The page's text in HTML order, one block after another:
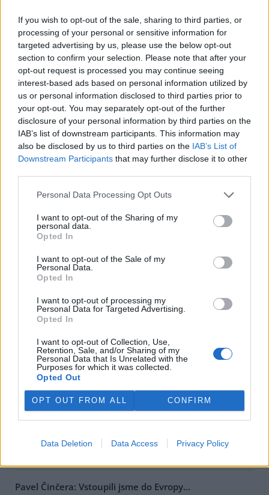
If you wish to opt-out of the sale, sharing to third parties, or
processing of your personal or sensitive information for
targeted advertising by us, please use the below opt-out
section to confirm your selection. Please note that after your
opt-out request is processed you may continue seeing
interest-based ads based on personal information utilized by
us or personal information disclosed to third parties prior to
your opt-out. You may separately opt-out of the further
disclosure of your personal information by third parties on the
IAB’s list of downstream participants. This information may
also be disclosed by us to third parties on the IAB’s List of
Downstream Participants that may further disclose it to other
Personal Data Processing Opt Outs
I want to opt-out of the Sharing of my
personal data.
Opted In
I want to opt-out of the Sale of my
Personal Data.
Opted In
I want to opt-out of processing my
Personal Data for Targeted Advertising.
Opted In
I want to opt-out of Collection, Use,
Retention, Sale, and/or Sharing of my
Personal Data that Is Unrelated with the
Purposes for which it was collected.
Opted Out
OPT OUT FROM ALL CONFIRM
Data Deletion Data Access Privacy Policy
Jakub Kašpar: Novinářská povinnost, občanský pud
sebezáchovy
12.10.2000
Nebývale silná vlna národní soudržnosti, loajality k establishmentu
a k české policii a zároveň také nebývalá vlna xenofobie a volání po
přísnější vládě pevné (Grossovy?) ruky se zvedla v minulých
týdnech po protiglobalizačních demonstracích v úterý 26. září. Kdo
si dovolil pochybovat o hrdinství a bezchybnosti hochů od policie,
stal se bezmála zrádcem a "přisluhovačem komunistů" (zvlášť
kouzelné a vynalézavé v tomto ohledu byly příspěvky čtenářů
Neviditelného Psači diskusního fóra na stránkáchINPEG). Není
pochyb o tom, že intenzita úterních pouličních demonstrací,
zejména "bitvy pod Vyšehradem", překvapila mnohé, ne-li většinu,
Bylo to něco, co jsme takřka všichni dosud znali jen z televizních
Jana Konopová: Klauniáda v národním parku
Na vrcholu Trojmezné při hranicích s Rakouskem v nadmořské
výšce nad 1300 m.n.m., v jediné dosud relativně zachovalé pralesní
části Šumavy se stromy přes 200 let starými a spoustou
chráněných rostlin a živočichů, nechala Správa
Národního parku
Šumavaběhem letošního léta, k poslednímu srpnovému dnu
prázdnin, pokácet téměř 370 m3 "dřevní hmoty". Tuto informaci
životního prostředí .
Eva Kosková: Antisummit se málo dotýkal české
situace
2.10.2000
Protiglobalizační kampaň v Praze v období zasedáníMMFaSB
neprobíhala pouze v ulicích.Iniciativa proti ekonomické globalizaci
Bankwatch Network,Milostivé léto 2000 Přátelé Zemědiskuzní
Pavel Činčera: Vstoupili jsme do Evropy...